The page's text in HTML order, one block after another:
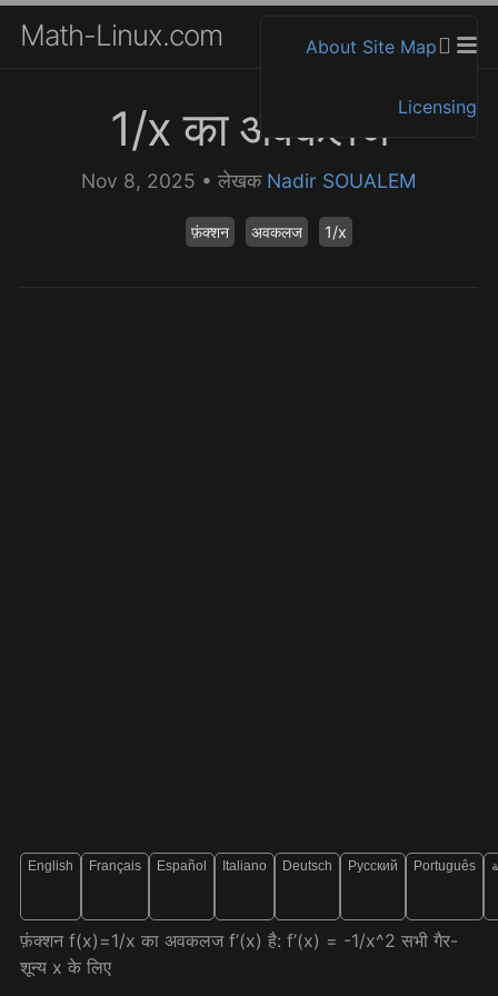
Math-Linux.com About Site Map
Licensing
1/x का अवकलज
Nov 8, 2025 • लेखक Nadir SOUALEM
फ़ंक्शन अवकलज 1/x
English Français Español Italiano Deutsch Русский Português
फ़ंक्शन f(x)=1/x का अवकलज f’(x) है: f’(x) = -1/x^2 सभी गैर-
शून्य x के लिए